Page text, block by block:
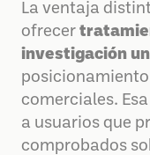
La ventaja
ofrecer
investigación
comerciales.
a usuarios que
comprobados